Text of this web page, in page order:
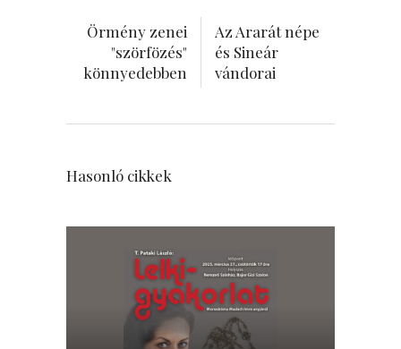
Örmény zenei
"szörfözés"
könnyedebben
Az Ararát népe
és Sineár
vándorai
Hasonló cikkek